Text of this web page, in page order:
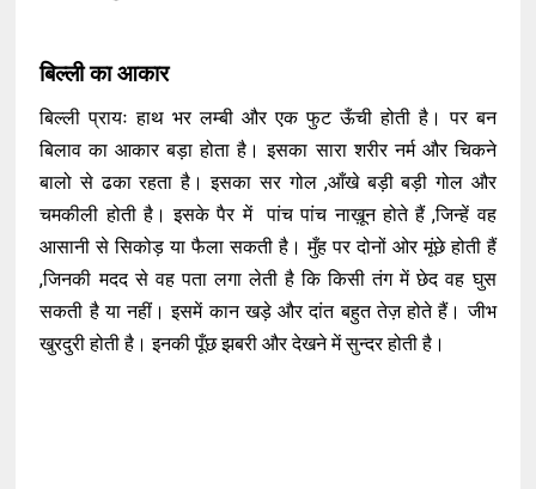
बिल्ली का आकार
बिल्ली प्रायः हाथ भर लम्बी और एक फुट ऊँची होती है। पर बन
बिलाव का आकार बड़ा होता है। इसका सारा शरीर नर्म और चिकने
बालो से ढका रहता है। इसका सर गोल ,आँखे बड़ी बड़ी गोल और
चमकीली होती है। इसके पैर में पांच पांच नाख़ून होते हैं ,जिन्हें वह
आसानी से सिकोड़ या फैला सकती है। मुँह पर दोनों ओर मूंछे होती हैं
,जिनकी मदद से वह पता लगा लेती है कि किसी तंग में छेद वह घुस
सकती है या नहीं। इसमें कान खड़े और दांत बहुत तेज़ होते हैं। जीभ
खुरदुरी होती है। इनकी पूँछ झबरी और देखने में सुन्दर होती है।